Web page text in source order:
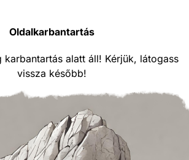
Oldalkarbantartás
karbantartás alatt áll! Kérjük, látogass
vissza később!